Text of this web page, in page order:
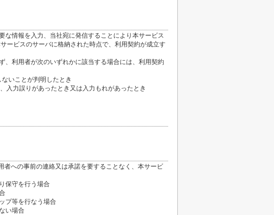
な情報を入力、当社宛に発信することにより本サービス
ービスのサーバに格納された時点で、利用契約が成立す
、利用者が次のいずれかに該当する場合には、利用契約
いことが判明したとき
入力誤りがあったとき又は入力もれがあったとき
への事前の連絡又は承諾を要することなく、本サービ
保守を行う場合
プ等を行なう場合
い場合